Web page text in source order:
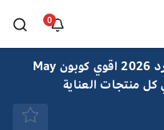
0
كود خصم ماي الورد 2026 اقوي كوبون May